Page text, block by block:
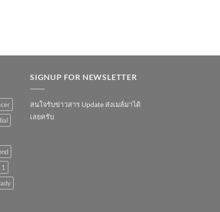
SIGNUP FOR NEWSLETTER
สนใจรับข่าวสาร Update ส่งเมล์มาได้
เลยครับ